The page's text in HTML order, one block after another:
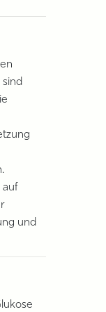
auf
und